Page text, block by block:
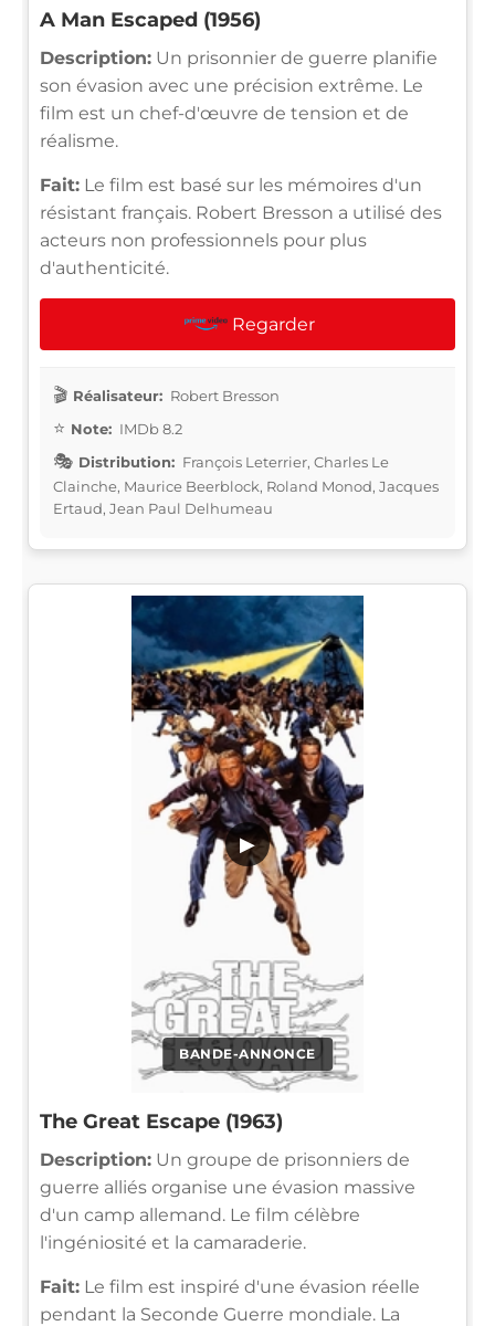
A Man Escaped (1956)
Description: Un prisonnier de guerre planifie
son évasion avec une précision extrême. Le
film est un chef-d'œuvre de tension et de
réalisme.
Fait: Le film est basé sur les mémoires d'un
résistant français. Robert Bresson a utilisé des
acteurs non professionnels pour plus
d'authenticité.
Regarder
Réalisateur: Robert Bresson
Note: IMDb 8.2
Distribution: François Leterrier, Charles Le
Clainche, Maurice Beerblock, Roland Monod, Jacques
Ertaud, Jean Paul Delhumeau
BANDE-ANNONCE
▶
The Great Escape (1963)
Description: Un groupe de prisonniers de
guerre alliés organise une évasion massive
d'un camp allemand. Le film célèbre
l'ingéniosité et la camaraderie.
Fait: Le film est inspiré d'une évasion réelle
pendant la Seconde Guerre mondiale. La